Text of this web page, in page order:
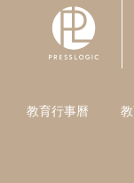
教育行事曆